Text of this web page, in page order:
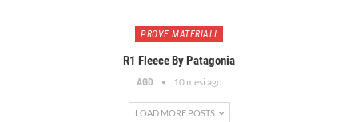
PROVE MATERIALI
R1 Fleece By Patagonia
AGD 10 mesi ago
LOAD MORE POSTS